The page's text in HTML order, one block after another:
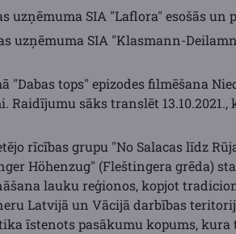
uzņēmuma SIA "Laflora" esošās
uzņēmuma SIA "Klasmann-
"Dabas tops" epizodes filmēšana
Raidījumu sāks translēt
rīcības grupu "No Salacas līdz
Höhenzug" (Fleštingera grēda)
lauku reģionos, kopjot
Latvijā un Vācijā darbības
īstenots pasākumu kopums,